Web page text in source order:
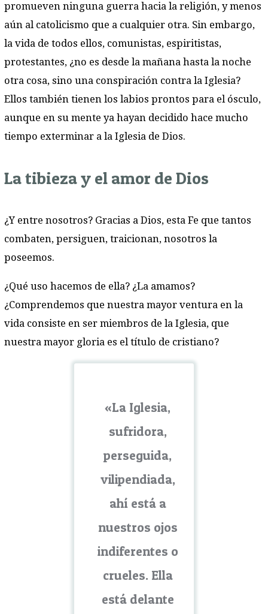
promueven ninguna guerra hacia la religión, y menos
aún al catolicismo que a cualquier otra. Sin embargo,
la vida de todos ellos, comunistas, espiritistas,
protestantes, ¿no es desde la mañana hasta la noche
otra cosa, sino una conspiración contra la Iglesia?
Ellos también tienen los labios prontos para el ósculo,
aunque en su mente ya hayan decidido hace mucho
tiempo exterminar a la Iglesia de Dios.
La tibieza y el amor de Dios
¿Y entre nosotros? Gracias a Dios, esta Fe que tantos
combaten, persiguen, traicionan, nosotros la
poseemos.
¿Qué uso hacemos de ella? ¿La amamos?
¿Comprendemos que nuestra mayor ventura en la
vida consiste en ser miembros de la Iglesia, que
nuestra mayor gloria es el título de cristiano?
«La Iglesia,
sufridora,
perseguida,
vilipendiada,
ahí está a
nuestros ojos
indiferentes o
crueles. Ella
está delante